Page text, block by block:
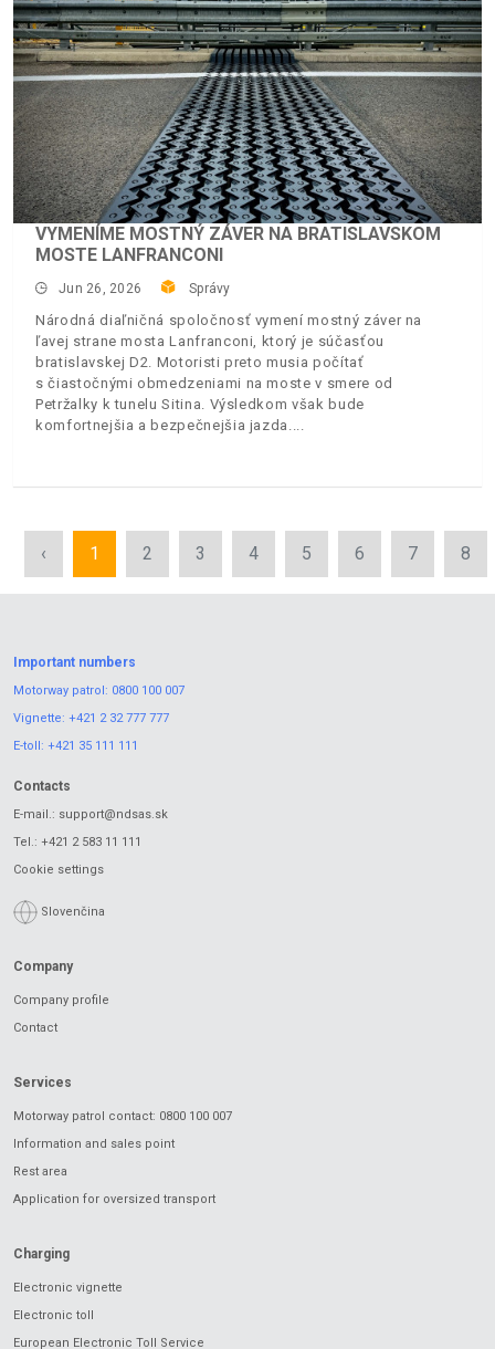
VYMENÍME MOSTNÝ ZÁVER NA BRATISLAVSKOM
MOSTE LANFRANCONI
Jun 26, 2026 Správy
Národná diaľničná spoločnosť vymení mostný záver na
ľavej strane mosta Lanfranconi, ktorý je súčasťou
bratislavskej D2. Motoristi preto musia počítať
s čiastočnými obmedzeniami na moste v smere od
Petržalky k tunelu Sitina. Výsledkom však bude
komfortnejšia a bezpečnejšia jazda.
‹ 1 2 3 4 5 6 7 8
Important numbers
Motorway patrol: 0800 100 007
Vignette: +421 2 32 777 777
E-toll: +421 35 111 111
Contacts
E-mail.: support@ndsas.sk
Tel.: +421 2 583 11 111
Cookie settings
Slovenčina
Company
Company profile
Contact
Services
Motorway patrol contact: 0800 100 007
Information and sales point
Rest area
Application for oversized transport
Charging
Electronic vignette
Electronic toll
European Electronic Toll Service